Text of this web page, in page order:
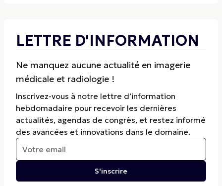
LETTRE D'INFORMATION
Ne manquez aucune actualité en imagerie
médicale et radiologie !
Inscrivez-vous à notre lettre d’information
hebdomadaire pour recevoir les dernières
actualités, agendas de congrès, et restez informé
des avancées et innovations dans le domaine.
S'inscrire